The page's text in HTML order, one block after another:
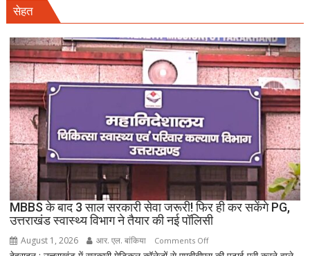
शादी
पर
नया
विवाद,
के
नाबालिग
का
दावा;
CWC
ने
जारी
किया
सेहत
MBBS के बाद 3 साल सरकारी सेवा जरूरी! फिर ही कर सकेंगे PG,
उत्तराखंड स्वास्थ्य विभाग ने तैयार की नई पॉलिसी
August 1, 2026 आर. एल. बांकिया Comments Offon